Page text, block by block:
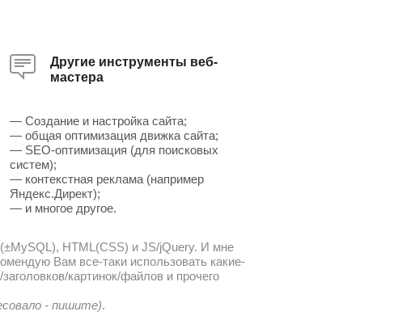
Другие инструменты веб-
мастера
— Создание и настройка сайта;
— общая оптимизация движка сайта;
— SEO-оптимизация (для поисковых
систем);
— контекстная реклама (например
Яндекс.Директ);
— и многое другое.
HTML(CSS) и JS/jQuery. И мне
Вам все-таки использовать какие-
картинок/файлов и прочего
- пишите).